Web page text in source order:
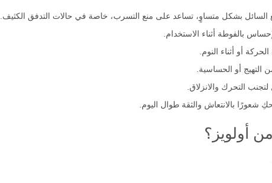
السائل بشكل متساوٍ، تساعد على منع التسرب، خاصة في حالات التدفق الكثيف.
بالفوطة أثناء الاستخدام.
أو أثناء النوم.
التهيج أو الحساسية.
التحرك والانزلاق.
شعورًا بالانتعاش والثقة طوال اليوم.